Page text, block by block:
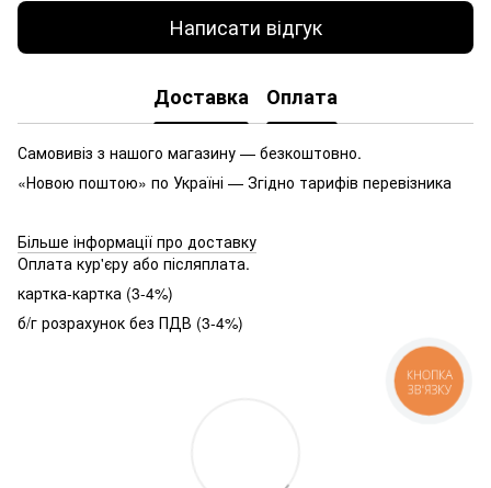
Написати відгук
Доставка Оплата
Самовивіз з нашого магазину — безкоштовно.
«Новою поштою» по Україні — Згідно тарифів перевізника
Більше інформації про доставку
Оплата кур'єру або післяплата.
картка-картка (3-4%)
б/г розрахунок без ПДВ (3-4%)
КНОПКА
ЗВ'ЯЗКУ